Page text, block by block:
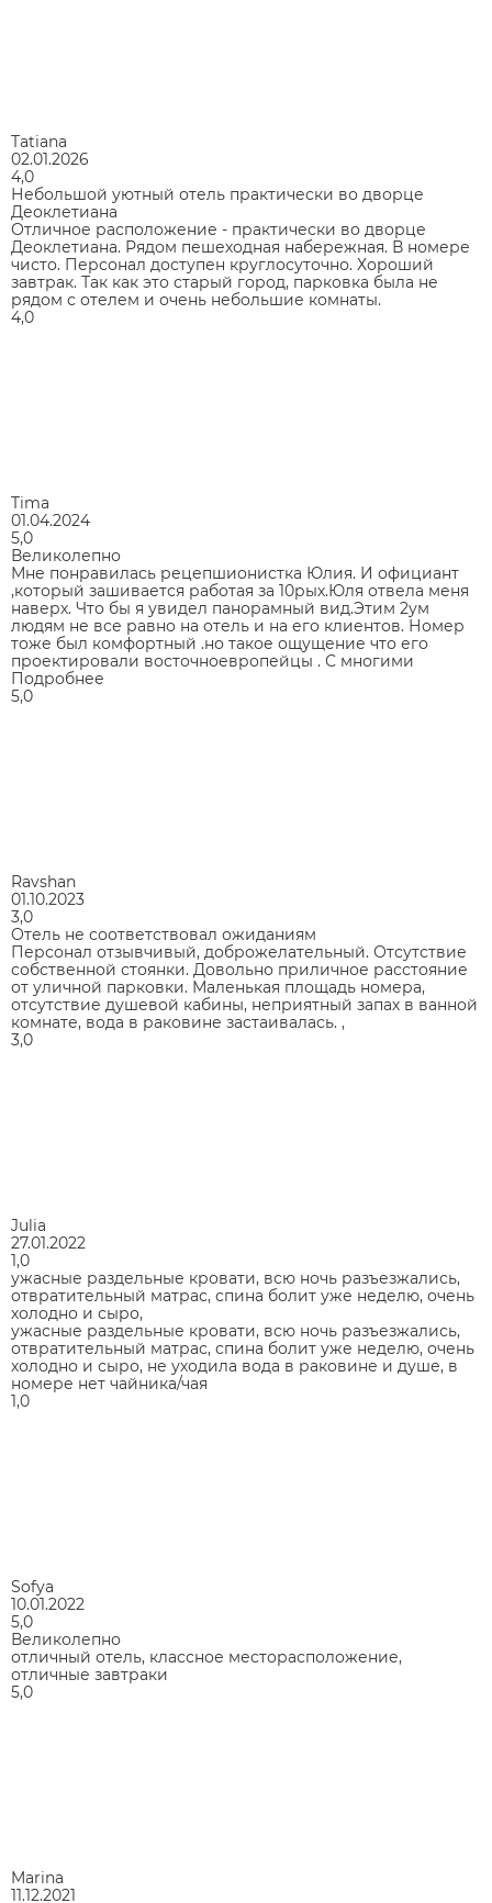
Tatiana
02.01.2026
4,0
Небольшой уютный отель практически во дворце
Деоклетиана
Отличное расположение - практически во дворце
Деоклетиана. Рядом пешеходная набережная. В номере
чисто. Персонал доступен круглосуточно. Хороший
завтрак. Так как это старый город, парковка была не
рядом с отелем и очень небольшие комнаты.
4,0
Tima
01.04.2024
5,0
Великолепно
Мне понравилась рецепшионистка Юлия. И официант
,который зашивается работая за 10рых.Юля отвела меня
наверх. Что бы я увидел панорамный вид.Этим 2ум
людям не все равно на отель и на его клиентов. Номер
тоже был комфортный .но такое ощущение что его
проектировали восточноевропейцы . С многими
Подробнее
5,0
Ravshan
01.10.2023
3,0
Отель не соответствовал ожиданиям
Персонал отзывчивый, доброжелательный. Отсутствие
собственной стоянки. Довольно приличное расстояние
от уличной парковки. Маленькая площадь номера,
отсутствие душевой кабины, неприятный запах в ванной
комнате, вода в раковине застаивалась. ,
3,0
Julia
27.01.2022
1,0
ужасные раздельные кровати, всю ночь разъезжались,
отвратительный матрас, спина болит уже неделю, очень
холодно и сыро,
ужасные раздельные кровати, всю ночь разъезжались,
отвратительный матрас, спина болит уже неделю, очень
холодно и сыро, не уходила вода в раковине и душе, в
номере нет чайника/чая
1,0
Sofya
10.01.2022
5,0
Великолепно
отличный отель, классное месторасположение,
отличные завтраки
5,0
Marina
11.12.2021